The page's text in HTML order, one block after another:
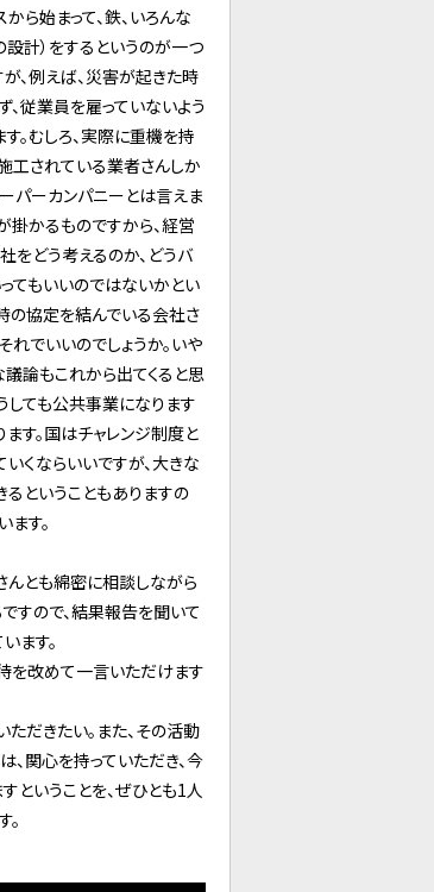
ら始まって、鉄、いろんな
計）をするというのが一つ
、例えば、災害が起きた時
従業員を雇っていないよう
。むしろ、実際に重機を持
工されている業者さんしか
パーカンパニーとは言えま
掛かるものですから、経営
をどう考えるのか、どうバ
てもいいのではないかとい
の協定を結んでいる会社さ
でいいのでしょうか。いや
議論もこれから出てくると思
しても公共事業になります
す。国はチャレンジ制度と
くならいいですが、大きな
ということもありますの
す。
んとも綿密に相談しながら
すので、結果報告を聞いて
ます。
を改めて一言いただけます
だきたい。また、その活動
関心を持っていただき、今
ということを、ぜひとも1人